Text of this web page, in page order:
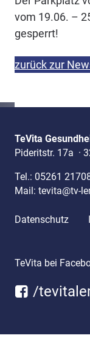
vom 19.06. –
gesperrt!
zurück zur
TeVita
Pideritstr. 17a ·
Tel.: 05261
Mail: tevita@tv-
Datenschutz
TeVita bei
/